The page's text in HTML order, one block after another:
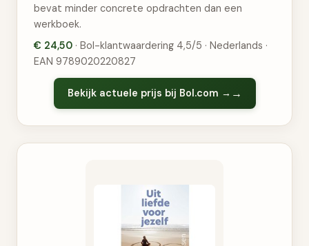
bevat minder concrete opdrachten dan een
werkboek.
€ 24,50 · Bol-klantwaardering 4,5/5 · Nederlands ·
EAN 9789020220827
Bekijk actuele prijs bij Bol.com →